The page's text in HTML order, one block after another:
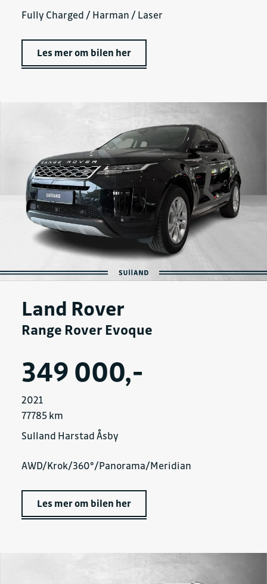
Fully Charged / Harman / Laser
Les mer om bilen her
Land Rover
Range Rover Evoque
349 000,-
2021
77785 km
Sulland Harstad Åsby
AWD/Krok/360º/Panorama/Meridian
Les mer om bilen her